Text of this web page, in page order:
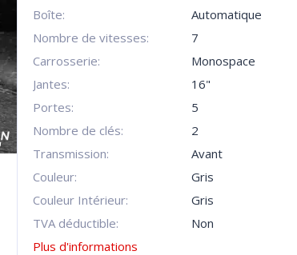
Boîte:
Automatique
Nombre de vitesses:
7
Carrosserie:
Monospace
Jantes:
16"
Portes:
5
Nombre de clés:
2
Transmission:
Avant
Couleur:
Gris
Couleur Intérieur:
Gris
TVA déductible:
Non
Plus d'informations